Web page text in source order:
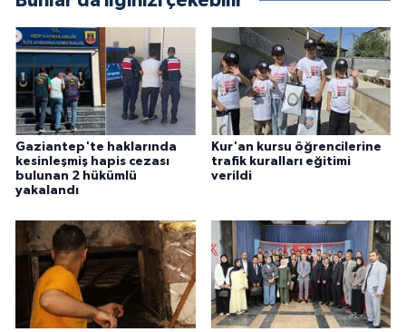
Gaziantep'te haklarında
kesinleşmiş hapis cezası
bulunan 2 hükümlü
yakalandı
Kur'an kursu öğrencilerine
trafik kuralları eğitimi
verildi